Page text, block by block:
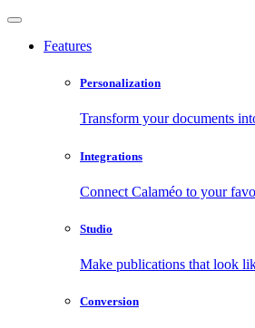
Features
Personalization
Transform your documents
Integrations
Connect Calaméo to your
Studio
Make publications that look
Conversion